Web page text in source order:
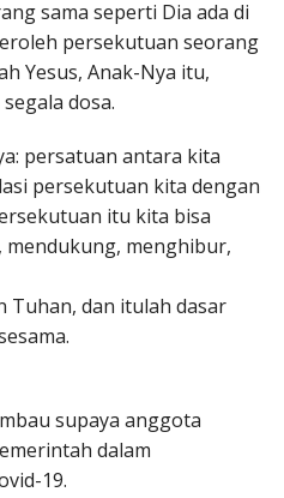
sama seperti Dia ada di
persekutuan seorang
Yesus, Anak-Nya itu,
dosa.
persatuan antara kita
persekutuan kita dengan
itu kita bisa
menghibur,
Tuhan, dan itulah dasar
supaya anggota
dalam
19.